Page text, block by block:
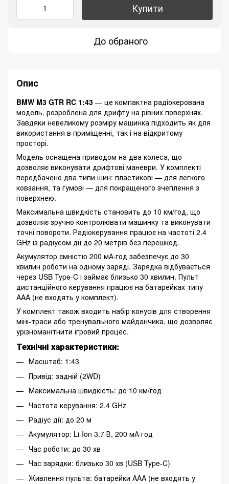
Купити
До обраного
Опис
BMW M3 GTR RC 1:43 — це компактна радіокерована
модель, розроблена для дрифту на рівних поверхнях.
Завдяки невеликому розміру машинка підходить як для
використання в приміщенні, так і на відкритому
просторі.
Модель оснащена приводом на два колеса, що
дозволяє виконувати дрифтові маневри. У комплекті
передбачено два типи шин: пластикові — для легкого
ковзання, та гумові — для покращеного зчеплення з
поверхнею.
Максимальна швидкість становить до 10 км/год, що
дозволяє зручно контролювати машинку та виконувати
точні повороти. Радіокерування працює на частоті 2.4
GHz із радіусом дії до 20 метрів без перешкод.
Акумулятор ємністю 200 мА·год забезпечує до 30
хвилин роботи на одному заряді. Зарядка відбувається
через USB Type-C і займає близько 30 хвилин. Пульт
дистанційного керування працює на батарейках типу
AAA (не входять у комплект).
У комплект також входить набір конусів для створення
міні-траси або тренувального майданчика, що дозволяє
урізноманітнити ігровий процес.
Технічні характеристики:
Масштаб: 1:43
Привід: задній (2WD)
Максимальна швидкість: до 10 км/год
Частота керування: 2.4 GHz
Радіус дії: до 20 м
Акумулятор: Li-Ion 3.7 В, 200 мА·год
Час роботи: до 30 хв
Час зарядки: близько 30 хв (USB Type-C)
Живлення пульта: батарейки AAA (не входять у